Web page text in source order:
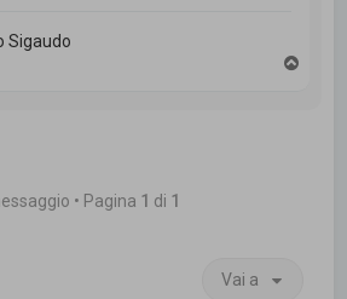
Sigaudo
• Pagina 1 di 1
Vai a